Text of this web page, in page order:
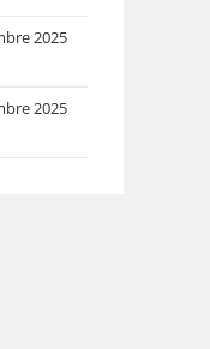
2025
2025